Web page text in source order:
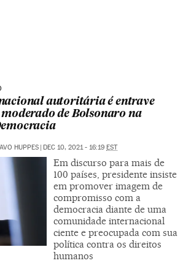
autoritária é entrave
de Bolsonaro na
HUPPES DEC 10, 2021 - 16:19 EST
Em discurso para mais de
100 países, presidente insiste
em promover imagem de
compromisso com a
democracia diante de uma
comunidade internacional
ciente e preocupada com sua
política contra os direitos
humanos